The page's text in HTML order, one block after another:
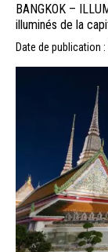
BANGKOK –
illuminés de la
Date de publication